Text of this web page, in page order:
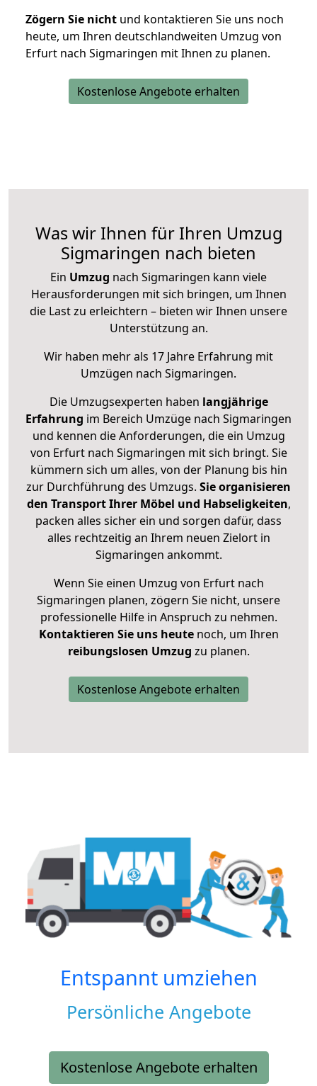
Zögern Sie nicht und kontaktieren Sie uns noch
heute, um Ihren deutschlandweiten Umzug von
Erfurt nach Sigmaringen mit Ihnen zu planen.
Kostenlose Angebote erhalten
Was wir Ihnen für Ihren Umzug
Sigmaringen nach bieten
Ein Umzug nach Sigmaringen kann viele
Herausforderungen mit sich bringen, um Ihnen
die Last zu erleichtern – bieten wir Ihnen unsere
Unterstützung an.
Wir haben mehr als 17 Jahre Erfahrung mit
Umzügen nach Sigmaringen.
Die Umzugsexperten haben langjährige
Erfahrung im Bereich Umzüge nach Sigmaringen
und kennen die Anforderungen, die ein Umzug
von Erfurt nach Sigmaringen mit sich bringt. Sie
kümmern sich um alles, von der Planung bis hin
zur Durchführung des Umzugs. Sie organisieren
den Transport Ihrer Möbel und Habseligkeiten,
packen alles sicher ein und sorgen dafür, dass
alles rechtzeitig an Ihrem neuen Zielort in
Sigmaringen ankommt.
Wenn Sie einen Umzug von Erfurt nach
Sigmaringen planen, zögern Sie nicht, unsere
professionelle Hilfe in Anspruch zu nehmen.
Kontaktieren Sie uns heutenoch, um Ihren
reibungslosen Umzug zu planen.
Kostenlose Angebote erhalten
Entspannt umziehen
Persönliche Angebote
Kostenlose Angebote erhalten